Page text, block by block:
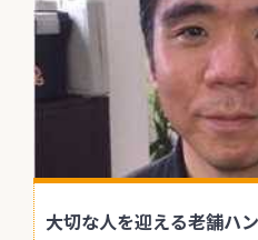
大切な人を迎える老舗ハ